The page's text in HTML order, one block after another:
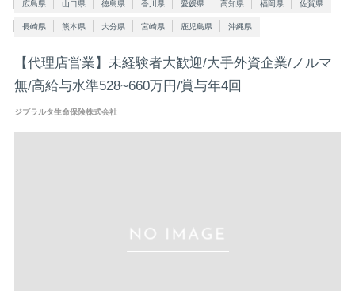
広島県 山口県 徳島県 香川県 愛媛県 高知県 福岡県 佐賀県
長崎県 熊本県 大分県 宮崎県 鹿児島県 沖縄県
【代理店営業】未経験者大歓迎/大手外資企業/ノルマ
無/高給与水準528~660万円/賞与年4回
ジブラルタ生命保険株式会社